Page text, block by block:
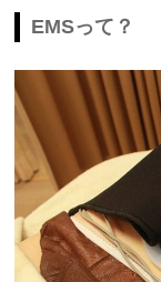
EMSって？